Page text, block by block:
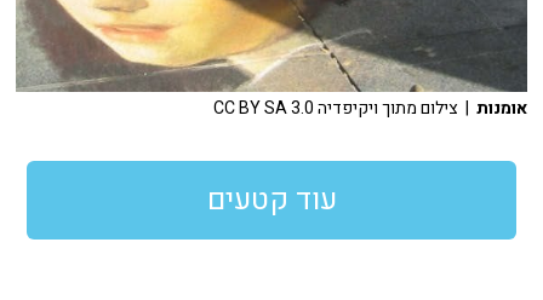
אומנות | צילום מתוך ויקיפדיה CC BY SA 3.0
עוד קטעים